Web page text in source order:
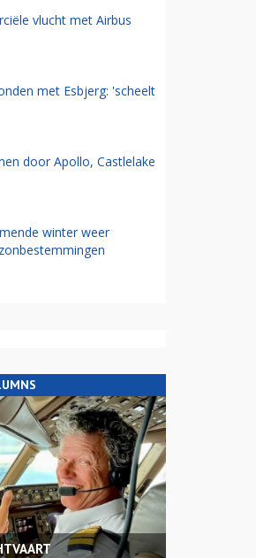
vlucht met Airbus
met Esbjerg: 'scheelt
door Apollo, Castlelake
winter weer